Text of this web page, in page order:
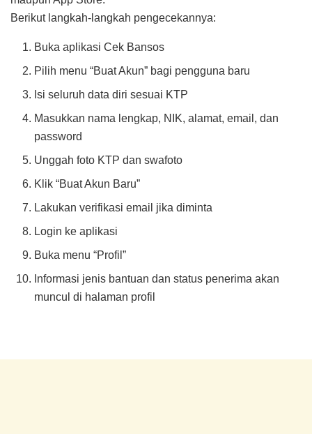
Berikut langkah-langkah pengecekannya:
Buka aplikasi Cek Bansos
Pilih menu “Buat Akun” bagi pengguna baru
Isi seluruh data diri sesuai KTP
Masukkan nama lengkap, NIK, alamat, email, dan
password
Unggah foto KTP dan swafoto
Klik “Buat Akun Baru”
Lakukan verifikasi email jika diminta
Login ke aplikasi
Buka menu “Profil”
Informasi jenis bantuan dan status penerima akan
muncul di halaman profil